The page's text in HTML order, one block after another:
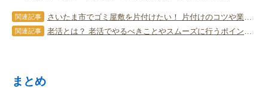
関連記事
関連記事
まとめ